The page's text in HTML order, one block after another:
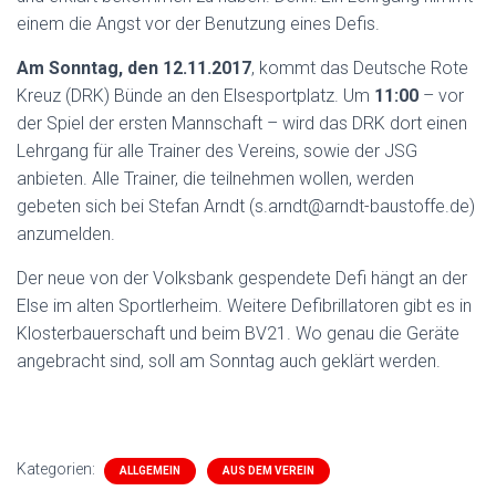
einem die Angst vor der Benutzung eines Defis.
Am Sonntag, den 12.11.2017, kommt das Deutsche Rote
Kreuz (DRK) Bünde an den Elsesportplatz. Um 11:00 – vor
der Spiel der ersten Mannschaft – wird das DRK dort einen
Lehrgang für alle Trainer des Vereins, sowie der JSG
anbieten. Alle Trainer, die teilnehmen wollen, werden
gebeten sich bei Stefan Arndt (s.arndt@arndt-baustoffe.de)
anzumelden.
Der neue von der Volksbank gespendete Defi hängt an der
Else im alten Sportlerheim. Weitere Defibrillatoren gibt es in
Klosterbauerschaft und beim BV21. Wo genau die Geräte
angebracht sind, soll am Sonntag auch geklärt werden.
Kategorien: ALLGEMEIN AUS DEM VEREIN